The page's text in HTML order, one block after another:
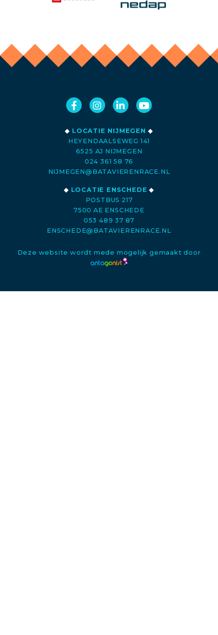
◆ LOCATIE NIJMEGEN ◆
HEYENDAALSEWEG 141
6525 AJ NIJMEGEN
024 361 58 76
NIJMEGEN@BATAVIERENRACE.NL
◆ LOCATIE ENSCHEDE ◆
POSTBUS 217
7500 AE ENSCHEDE
053 489 37 87
ENSCHEDE@BATAVIERENRACE.NL
Deze website wordt mede mogelijk gemaakt door